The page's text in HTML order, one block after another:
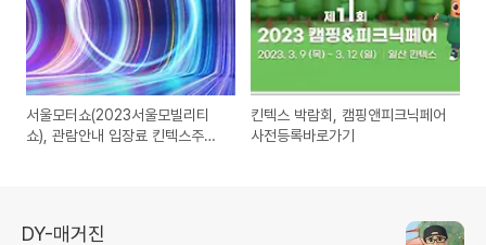
서울모터쇼(2023서울모빌리티
쇼), 관람안내 입장료 킨텍스주차
킨텍스 박람회, 캠핑앤피크닉페어
사전등록바로가기
DY-매거진